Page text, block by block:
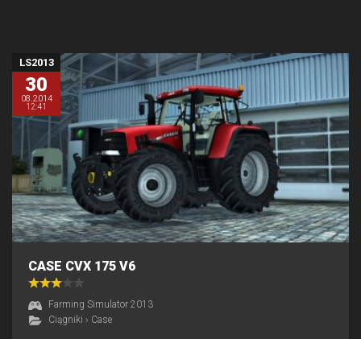
LS2013
30
08.2014
12:41
CASE CVX 175 V6
Farming Simulator 2013
Ciągniki › Case